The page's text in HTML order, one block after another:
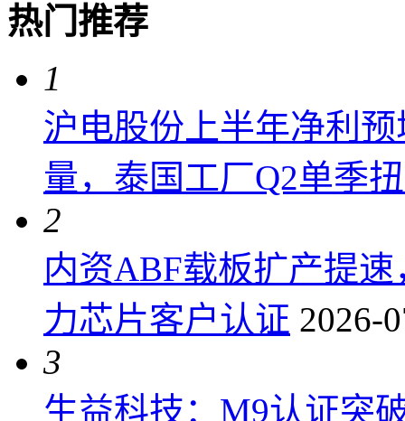
热门推荐
1
沪电股份上半年净利
量，泰国工厂Q2单季
2
内资ABF载板扩产提
力芯片客户认证 2026-
3
生益科技：M9认证突